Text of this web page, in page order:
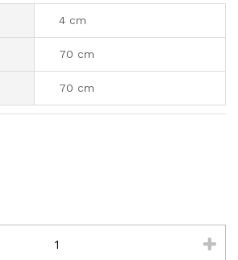
4 cm
70 cm
70 cm